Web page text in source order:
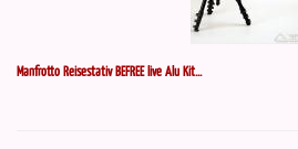
Manfrotto Reisestativ BEFREE live Alu Kit...